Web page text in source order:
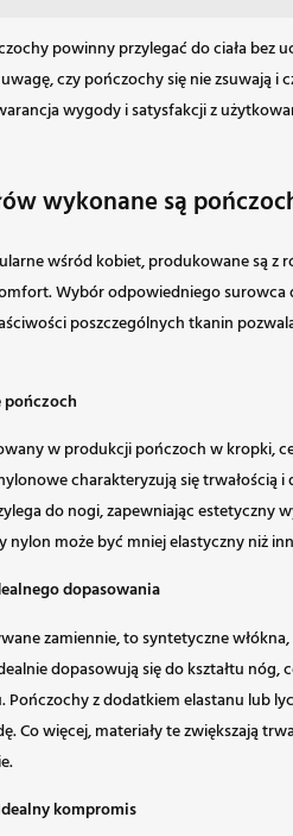
powinny przylegać do ciała bez
czy pończochy się nie zsuwają i
wygody i satysfakcji z
wykonane są
wśród kobiet, produkowane są z
Wybór odpowiedniego
poszczególnych tkanin
pończoch
w produkcji pończoch w kropki,
charakteryzują się trwałością
do nogi, zapewniając estetyczny
nylon może być mniej elastyczny niż
dopasowania
zamiennie, to syntetyczne
dopasowują się do kształtu
Pończochy z dodatkiem elastanu lub
Co więcej, materiały te zwiększają
kompromis